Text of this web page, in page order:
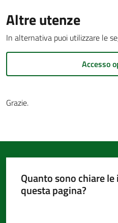
Amministrazione
Trasparente
Tutti
argomenti...
su
Altre utenze
In alternativa puoi utilizzare le
Accesso
Grazie.
Quanto sono chiare
questa pagina?